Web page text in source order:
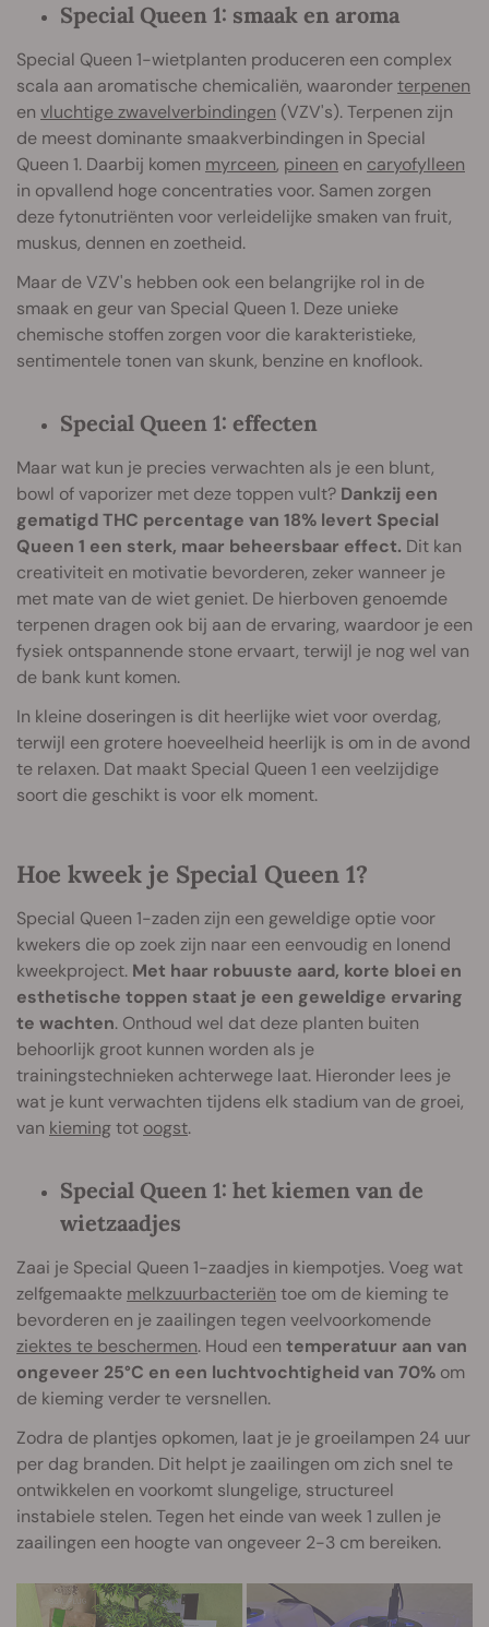
Special Queen 1: smaak en aroma
Special Queen 1-wietplanten produceren een complex
scala aan aromatische chemicaliën, waaronderterpenen
en vluchtige zwavelverbindingen (VZV's). Terpenen zijn
de meest dominante smaakverbindingen in Special
Queen 1. Daarbij komen myrceen, pineen en caryofylleen
in opvallend hoge concentraties voor. Samen zorgen
deze fytonutriënten voor verleidelijke smaken van fruit,
muskus, dennen en zoetheid.
Maar de VZV's hebben ook een belangrijke rol in de
smaak en geur van Special Queen 1. Deze unieke
chemische stoffen zorgen voor die karakteristieke,
sentimentele tonen van skunk, benzine en knoflook.
Special Queen 1: effecten
Maar wat kun je precies verwachten als je een blunt,
bowl of vaporizer met deze toppen vult? Dankzij een
gematigd THC percentage van 18% levert Special
Queen 1 een sterk, maar beheersbaar effect. Dit kan
creativiteit en motivatie bevorderen, zeker wanneer je
met mate van de wiet geniet. De hierboven genoemde
terpenen dragen ook bij aan de ervaring, waardoor je een
fysiek ontspannende stone ervaart, terwijl je nog wel van
de bank kunt komen.
In kleine doseringen is dit heerlijke wiet voor overdag,
terwijl een grotere hoeveelheid heerlijk is om in de avond
te relaxen. Dat maakt Special Queen 1 een veelzijdige
soort die geschikt is voor elk moment.
Hoe kweek je Special Queen 1?
Special Queen 1-zaden zijn een geweldige optie voor
kwekers die op zoek zijn naar een eenvoudig en lonend
kweekproject. Met haar robuuste aard, korte bloei en
esthetische toppen staat je een geweldige ervaring
te wachten. Onthoud wel dat deze planten buiten
behoorlijk groot kunnen worden als je
trainingstechnieken achterwege laat. Hieronder lees je
wat je kunt verwachten tijdens elk stadium van de groei,
van kiemingtot oogst.
Special Queen 1: het kiemen van de
wietzaadjes
Zaai je Special Queen 1-zaadjes in kiempotjes. Voeg wat
zelfgemaakte melkzuurbacteriën toe om de kieming te
bevorderen en je zaailingen tegen veelvoorkomende
ziektes te beschermen. Houd een temperatuur aan van
ongeveer 25°C en een luchtvochtigheid van 70% om
de kieming verder te versnellen.
Zodra de plantjes opkomen, laat je je groeilampen 24 uur
per dag branden. Dit helpt je zaailingen om zich snel te
ontwikkelen en voorkomt slungelige, structureel
instabiele stelen. Tegen het einde van week 1 zullen je
zaailingen een hoogte van ongeveer 2-3 cm bereiken.